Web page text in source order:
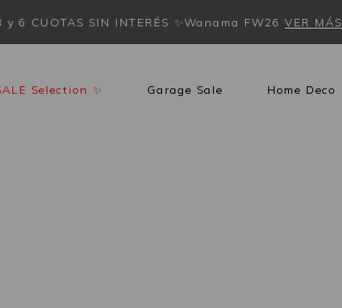
y 6 CUOTAS SIN INTERÉS ✨Wanama FW26 VER MÁS
Selection ✨ Garage Sale Home Deco